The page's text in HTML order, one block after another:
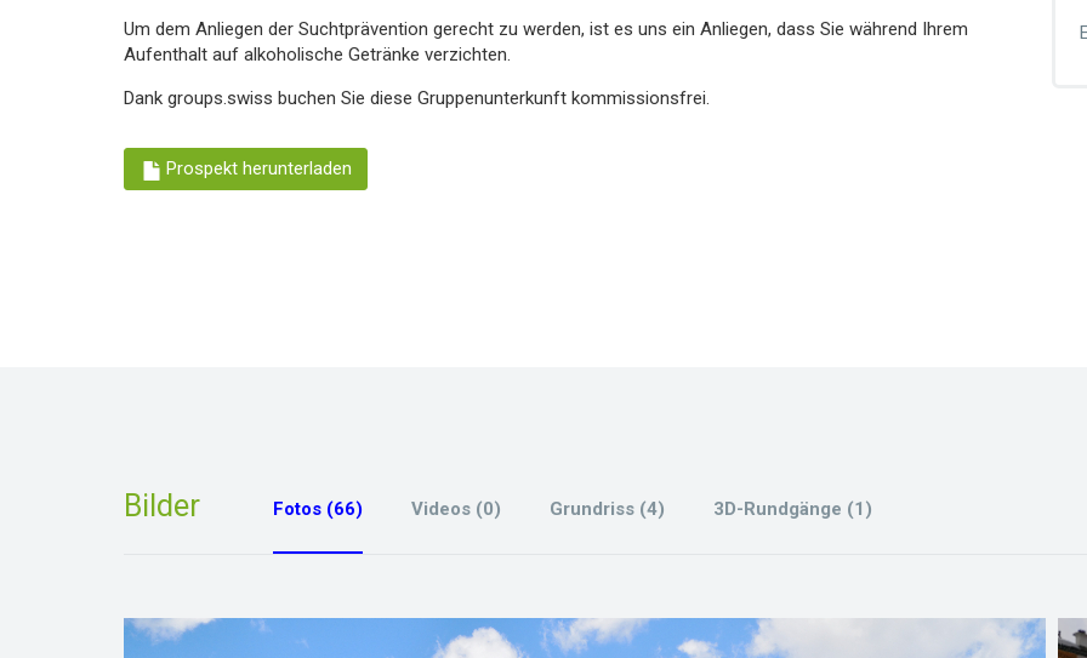
Um dem Anliegen der Suchtprävention gerecht zu werden, ist es uns ein Anliegen, dass Sie während Ihrem
Aufenthalt auf alkoholische Getränke verzichten.
Dank groups.swiss buchen Sie diese Gruppenunterkunft kommissionsfrei.
Prospekt herunterladen
Bilder Fotos (66) Videos (0) Grundriss (4) 3D-Rundgänge (1)